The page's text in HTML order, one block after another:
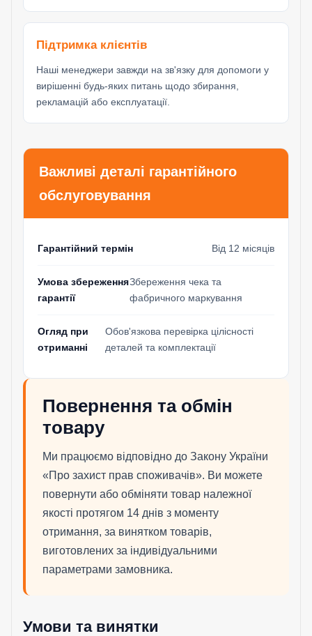
Підтримка клієнтів
Наші менеджери завжди на зв'язку для допомоги у
вирішенні будь-яких питань щодо збирання,
рекламацій або експлуатації.
Важливі деталі гарантійного
обслуговування
Гарантійний термін Від 12 місяців
Умова збереження
гарантії
Збереження чека та
фабричного маркування
Огляд при
отриманні
Обов'язкова перевірка цілісності
деталей та комплектації
Повернення та обмін
товару
Ми працюємо відповідно до Закону України
«Про захист прав споживачів». Ви можете
повернути або обміняти товар належної
якості протягом 14 днів з моменту
отримання, за винятком товарів,
виготовлених за індивідуальними
параметрами замовника.
Умови та винятки